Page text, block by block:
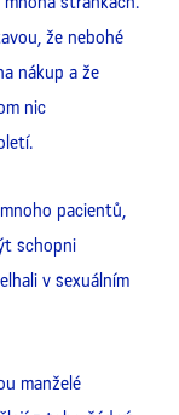
že nebohé
nákup a že
nic
pacientů,
schopni
v sexuálním
manželé